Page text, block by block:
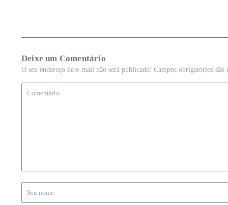
Deixe um Comentário
O seu endereço de e-mail não será publicado. Campos obrigatórios são